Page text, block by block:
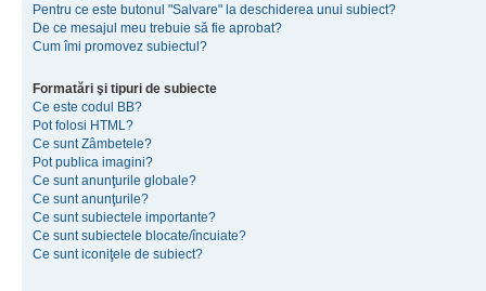
Pentru ce este butonul "Salvare" la deschiderea unui subiect?
De ce mesajul meu trebuie să fie aprobat?
Cum îmi promovez subiectul?
Formatări şi tipuri de subiecte
Ce este codul BB?
Pot folosi HTML?
Ce sunt Zâmbetele?
Pot publica imagini?
Ce sunt anunţurile globale?
Ce sunt anunţurile?
Ce sunt subiectele importante?
Ce sunt subiectele blocate/încuiate?
Ce sunt iconiţele de subiect?